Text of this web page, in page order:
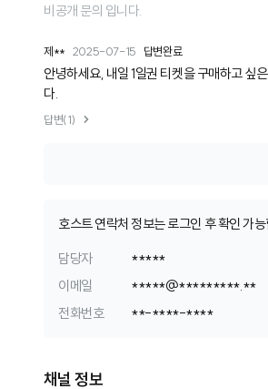
비공개 문의 입니다.
제** 2025-07-15 답변완료
안녕하세요, 내일 1일권 티켓을 구매하고 싶
다.
답변(1)
호스트 연락처 정보는 로그인 후 확인 가
담당자
*****
이메일
*****@*********.**
전화번호
**-****-****
채널 정보